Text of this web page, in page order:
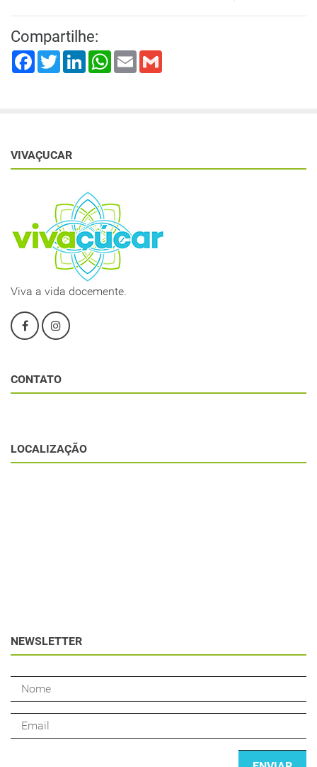
Compartilhe:
FacebookTwitterLinkedInWhatsApp
Email
VIVAÇUCAR
Viva a vida docemente.
CONTATO
LOCALIZAÇÃO
NEWSLETTER